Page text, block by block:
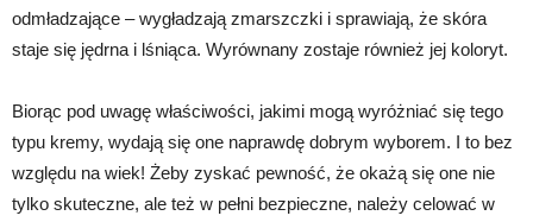
odmładzające – wygładzają zmarszczki i sprawiają, że skóra
staje się jędrna i lśniąca. Wyrównany zostaje również jej koloryt.
Biorąc pod uwagę właściwości, jakimi mogą wyróżniać się tego
typu kremy, wydają się one naprawdę dobrym wyborem. I to bez
względu na wiek! Żeby zyskać pewność, że okażą się one nie
tylko skuteczne, ale też w pełni bezpieczne, należy celować w